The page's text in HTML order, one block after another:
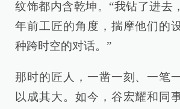
纹饰都内含乾坤。“我钻了进去
年前工匠的角度，揣摩他们的
种跨时空的对话。”
那时的匠人，一凿一刻、一笔
以成其大。如今，谷宏耀和同